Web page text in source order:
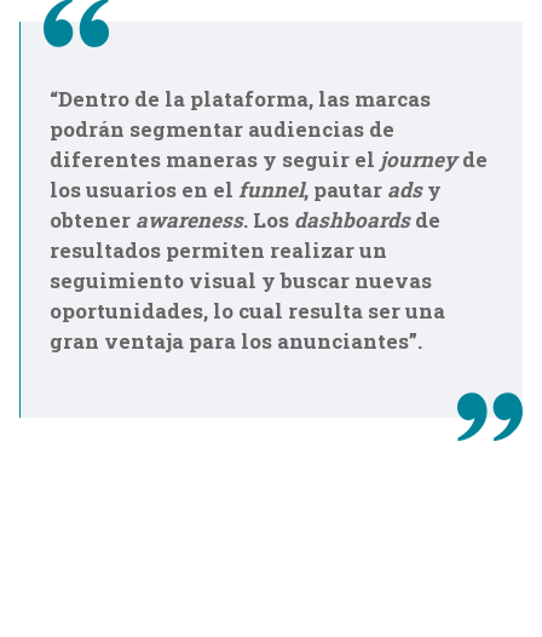
“Dentro de la plataforma, las marcas
podrán segmentar audiencias de
diferentes maneras y seguir el journeyde
los usuarios en el funnel, pautar adsy
obtener awareness. Los dashboardsde
resultados permiten realizar un
seguimiento visual y buscar nuevas
oportunidades, lo cual resulta ser una
gran ventaja para los anunciantes”.